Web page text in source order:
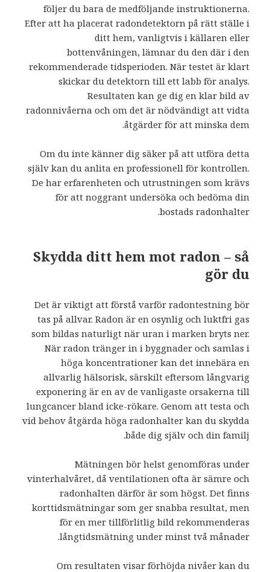
följer du bara de medföljande instruktionerna.
Efter att ha placerat radondetektorn på rätt ställe i
ditt hem, vanligtvis i källaren eller
bottenvåningen, lämnar du den där i den
rekommenderade tidsperioden. När testet är klart
skickar du detektorn till ett labb för analys.
Resultaten kan ge dig en klar bild av
radonnivåerna och om det är nödvändigt att vidta
åtgärder för att minska dem.
Om du inte känner dig säker på att utföra detta
själv kan du anlita en professionell för kontrollen.
De har erfarenheten och utrustningen som krävs
för att noggrant undersöka och bedöma din
bostads radonhalter.
Skydda ditt hem mot radon – så
gör du
Det är viktigt att förstå varför radontestning bör
tas på allvar. Radon är en osynlig och luktfri gas
som bildas naturligt när uran i marken bryts ner.
När radon tränger in i byggnader och samlas i
höga koncentrationer kan det innebära en
allvarlig hälsorisk, särskilt eftersom långvarig
exponering är en av de vanligaste orsakerna till
lungcancer bland icke-rökare. Genom att testa och
vid behov åtgärda höga radonhalter kan du skydda
både dig själv och din familj.
Mätningen bör helst genomföras under
vinterhalvåret, då ventilationen ofta är sämre och
radonhalten därför är som högst. Det finns
korttidsmätningar som ger snabba resultat, men
för en mer tillförlitlig bild rekommenderas
långtidsmätning under minst två månader.
Om resultaten visar förhöjda nivåer kan du